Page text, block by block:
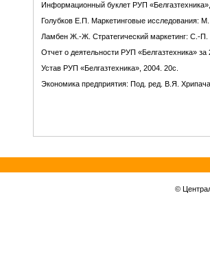
Информационный буклет РУП
Голубков Е.П. Маркетинговые исследования:
Ламбен Ж.-Ж. Стратегический маркетинг: С.-П.
Отчет о деятельности РУП «Белгазтехника»
Устав РУП «Белгазтехника», 2004. 20с.
Экономика предприятия: Под. ред. В.Я.
©